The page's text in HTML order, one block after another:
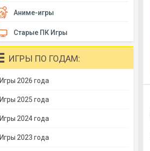
Аниме-игры
Старые ПК Игры
ИГРЫ ПО ГОДАМ:
Игры 2026 года
Игры 2025 года
Игры 2024 года
Игры 2023 года